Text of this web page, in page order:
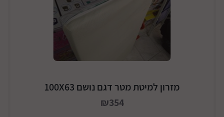
מזרון למיטת מטר דגם נושם 100X63
₪354